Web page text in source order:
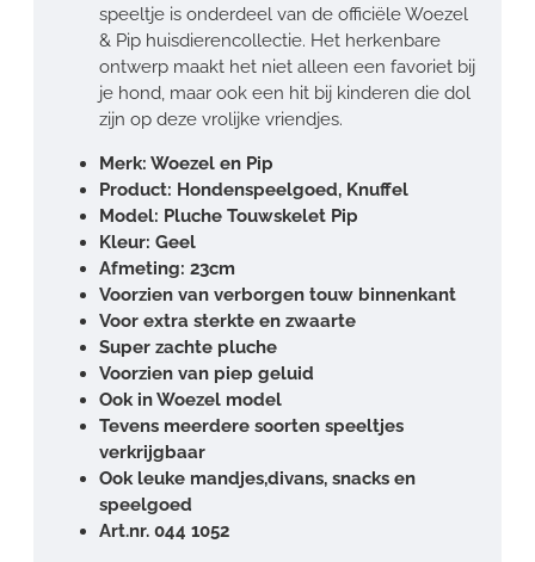
speeltje is onderdeel van de officiële Woezel
& Pip huisdierencollectie. Het herkenbare
ontwerp maakt het niet alleen een favoriet bij
je hond, maar ook een hit bij kinderen die dol
zijn op deze vrolijke vriendjes.
Merk: Woezel en Pip
Product: Hondenspeelgoed, Knuffel
Model: Pluche Touwskelet Pip
Kleur: Geel
Afmeting: 23cm
Voorzien van verborgen touw binnenkant
Voor extra sterkte en zwaarte
Super zachte pluche
Voorzien van piep geluid
Ook in Woezel model
Tevens meerdere soorten speeltjes
verkrijgbaar
Ook leuke mandjes,divans, snacks en
speelgoed
Art.nr. 044 1052